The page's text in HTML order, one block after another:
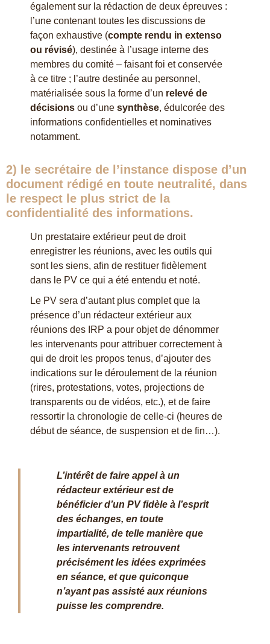
également sur la rédaction de deux épreuves :
l’une contenant toutes les discussions de
façon exhaustive (compte rendu in extenso
ou révisé), destinée à l’usage interne des
membres du comité – faisant foi et conservée
à ce titre ; l’autre destinée au personnel,
matérialisée sous la forme d’un relevé de
décisions ou d’une synthèse, édulcorée des
informations confidentielles et nominatives
notamment.
2) le secrétaire de l’instance dispose d’un
document rédigé en toute neutralité, dans
le respect le plus strict de la
confidentialité des informations.
Un prestataire extérieur peut de droit
enregistrer les réunions, avec les outils qui
sont les siens, afin de restituer fidèlement
dans le PV ce qui a été entendu et noté.
Le PV sera d’autant plus complet que la
présence d’un rédacteur extérieur aux
réunions des IRP a pour objet de dénommer
les intervenants pour attribuer correctement à
qui de droit les propos tenus, d’ajouter des
indications sur le déroulement de la réunion
(rires, protestations, votes, projections de
transparents ou de vidéos, etc.), et de faire
ressortir la chronologie de celle-ci (heures de
début de séance, de suspension et de fin…).
L’intérêt de faire appel à un
rédacteur extérieur est de
bénéficier d’un PV fidèle à l’esprit
des échanges, en toute
impartialité, de telle manière que
les intervenants retrouvent
précisément les idées exprimées
en séance, et que quiconque
n’ayant pas assisté aux réunions
puisse les comprendre.